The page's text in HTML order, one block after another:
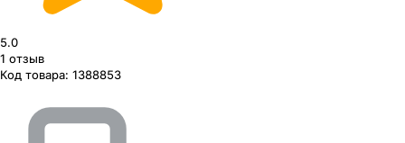
5.0
1 отзыв
Код товара: 1388853